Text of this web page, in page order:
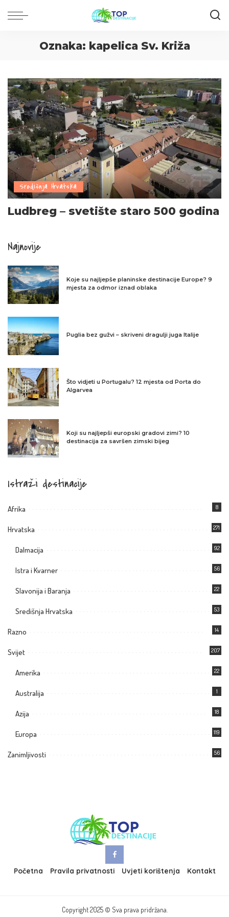
Oznaka: kapelica Sv. Križa
Središnja Hrvatska
Ludbreg – svetište staro 500 godina
Najnovije
Koje su najljepše planinske destinacije Europe? 9
mjesta za odmor iznad oblaka
Puglia bez gužvi – skriveni dragulji juga Italije
Što vidjeti u Portugalu? 12 mjesta od Porta do
Algarvea
Koji su najljepši europski gradovi zimi? 10
destinacija za savršen zimski bijeg
Istraži destinacije
Afrika 8
Hrvatska 271
Dalmacija 92
Istra i Kvarner 56
Slavonija i Baranja 22
Središnja Hrvatska 53
Razno 14
Svijet 207
Amerika 22
Australija 1
Azija 18
Europa 119
Zanimljivosti 56
Početna Pravila privatnosti Uvjeti korištenja Kontakt
Copyright 2025 © Sva prava pridržana.